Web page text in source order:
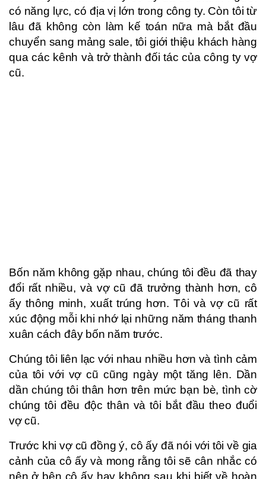
có năng lực, có địa vị lớn trong công ty. Còn tôi từ
lâu đã không còn làm kế toán nữa mà bắt đầu
chuyển sang mảng sale, tôi giới thiệu khách hàng
qua các kênh và trở thành đối tác của công ty vợ
cũ.
Bốn năm không gặp nhau, chúng tôi đều đã thay
đổi rất nhiều, và vợ cũ đã trưởng thành hơn, cô
ấy thông minh, xuất trúng hơn. Tôi và vợ cũ rất
xúc động mỗi khi nhớ lại những năm tháng thanh
xuân cách đây bốn năm trước.
Chúng tôi liên lạc với nhau nhiều hơn và tình cảm
của tôi với vợ cũ cũng ngày một tăng lên. Dần
dần chúng tôi thân hơn trên mức bạn bè, tình cờ
chúng tôi đều độc thân và tôi bắt đầu theo đuổi
vợ cũ.
Trước khi vợ cũ đồng ý, cô ấy đã nói với tôi về gia
cảnh của cô ấy và mong rằng tôi sẽ cân nhắc có
nên ở bên cô ấy hay không sau khi biết về hoàn